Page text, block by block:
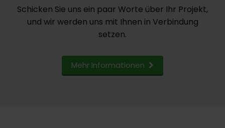
Schicken Sie uns ein paar Worte über Ihr Projekt,
und wir werden uns mit Ihnen in Verbindung
setzen.
Mehr Informationen